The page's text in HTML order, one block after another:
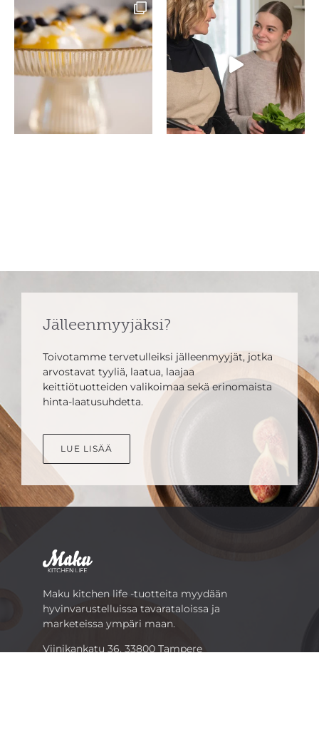
Jälleenmyyjäksi?
Toivotamme tervetulleiksi jälleenmyyjät, jotka
arvostavat tyyliä, laatua, laajaa
keittiötuotteiden valikoimaa sekä erinomaista
hinta-laatusuhdetta.
LUE LISÄÄ
Maku kitchen life -tuotteita myydään
hyvinvarustelluissa tavarataloissa ja
marketeissa ympäri maan.
Viinikankatu 36, 33800 Tampere